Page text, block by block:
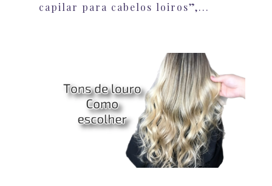
capilar para cabelos loiros”,...